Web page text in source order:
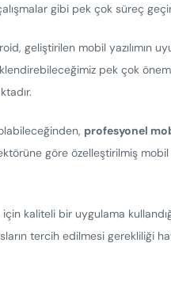
gibi pek çok süreç
geliştirilen mobil yazılımın
pek çok
profesyonel
göre özelleştirilmiş
kaliteli bir uygulama
tercih edilmesi gerekliliği